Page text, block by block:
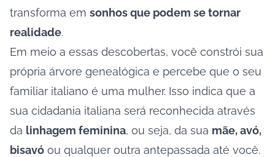
transforma em sonhos que podem se tornar
realidade.
Em meio a essas descobertas, você constrói sua
própria árvore genealógica e percebe que o seu
familiar italiano é uma mulher. Isso indica que a
sua cidadania italiana será reconhecida através
da linhagem feminina, ou seja, da sua mãe, avó,
bisavó ou qualquer outra antepassada até você.